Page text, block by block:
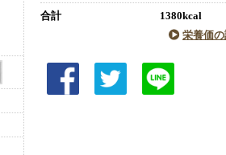
合計
1380kcal
栄養価